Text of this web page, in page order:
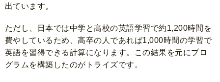
出ています。
ただし、日本では中学と高校の英語学習で約1,200時間を
費やしているため、高卒の人であれば1,000時間の学習で
英語を習得できる計算になります。この結果を元にプロ
グラムを構築したのがトライズです。